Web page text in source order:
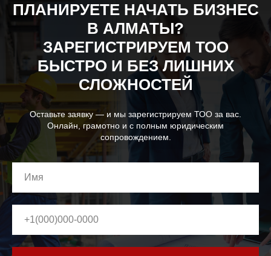
ПЛАНИРУЕТЕ НАЧАТЬ БИЗНЕС
В АЛМАТЫ?
ЗАРЕГИСТРИРУЕМ ТОО
БЫСТРО И БЕЗ ЛИШНИХ
СЛОЖНОСТЕЙ
Оставьте заявку — и мы зарегистрируем ТОО за вас.
Онлайн, грамотно и с полным юридическим
сопровождением.